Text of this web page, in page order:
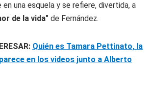
una esquela y se refiere, divertida, a
de la vida" de Fernández.
Quién es Tamara Pettinato, la
en los videos junto a Alberto